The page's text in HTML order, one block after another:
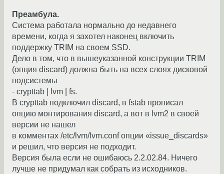
Преамбула.
Система работала нормально до недавнего
времени, когда я захотел наконец включить
поддержку TRIM на своем SSD.
Дело в том, что в вышеуказанной конструкции TRIM
(опция discard) должна быть на всех слоях дисковой
подсистемы
- crypttab | lvm | fs.
В crypttab подключил discard, в fstab прописал
опцию монтирования discard, а вот в lvm2 в своей
версии не нашел
в комментах /etc/lvm/lvm.conf опции «issue_discards»
и решил, что версия не подходит.
Версия была если не ошибаюсь 2.2.02.84. Ничего
лучше не придумал как собрать из исходников.